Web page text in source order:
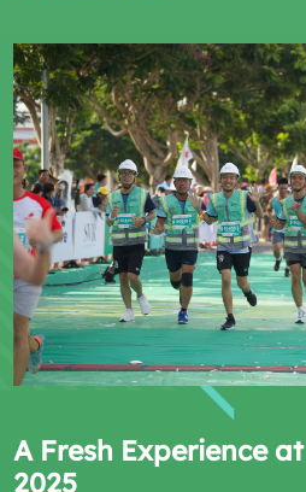
A Fresh Experience
2025